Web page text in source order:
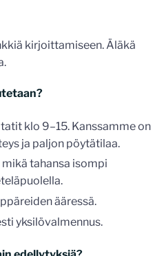
kirjoittamiseen. Äläkä
klo 9–15. Kanssamme on
ja paljon pöytätilaa.
tahansa isompi
ääressä.
yksilövalmennus.